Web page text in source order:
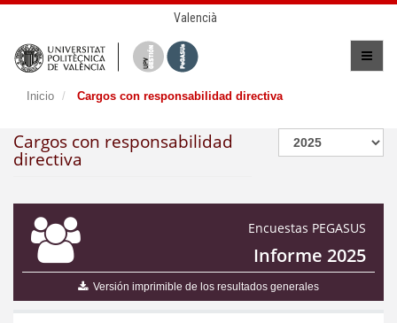
Valencià
Inicio Cargos con responsabilidad directiva
Cargos con responsabilidad
directiva
Encuestas PEGASUS
Informe 2025
Versión imprimible de los resultados generales